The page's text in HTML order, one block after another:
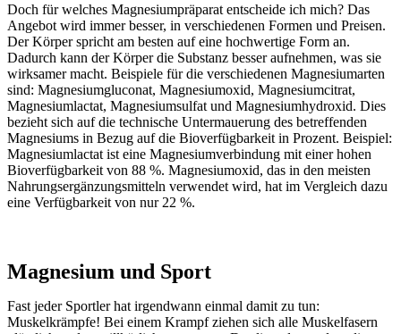
Doch für welches Magnesiumpräparat entscheide ich mich? Das
Angebot wird immer besser, in verschiedenen Formen und Preisen.
Der Körper spricht am besten auf eine hochwertige Form an.
Dadurch kann der Körper die Substanz besser aufnehmen, was sie
wirksamer macht. Beispiele für die verschiedenen Magnesiumarten
sind: Magnesiumgluconat, Magnesiumoxid, Magnesiumcitrat,
Magnesiumlactat, Magnesiumsulfat und Magnesiumhydroxid. Dies
bezieht sich auf die technische Untermauerung des betreffenden
Magnesiums in Bezug auf die Bioverfügbarkeit in Prozent. Beispiel:
Magnesiumlactat ist eine Magnesiumverbindung mit einer hohen
Bioverfügbarkeit von 88 %. Magnesiumoxid, das in den meisten
Nahrungsergänzungsmitteln verwendet wird, hat im Vergleich dazu
eine Verfügbarkeit von nur 22 %.
Magnesium und Sport
Fast jeder Sportler hat irgendwann einmal damit zu tun:
Muskelkrämpfe! Bei einem Krampf ziehen sich alle Muskelfasern